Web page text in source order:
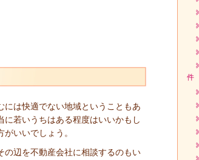
は快適でない地域ということもあ
に若いうちはある程度はいいかもし
いいでしょう。
の辺を不動産会社に相談するのもい
件